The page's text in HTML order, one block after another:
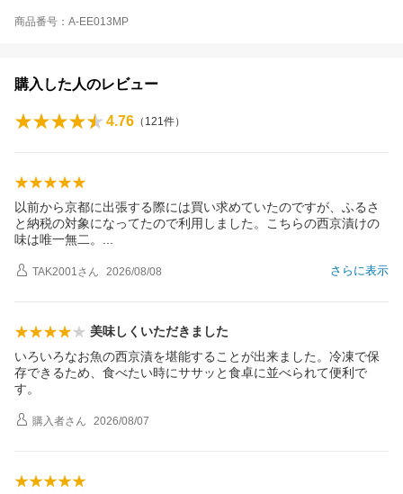
商品番号：A-EE013MP
購入した人のレビュー
4.76 （ 121件）
以前から京都に出張する際には買い求めていたのですが、ふるさ
と納税の対象になってたので利用しました。こちらの西京漬けの
味は唯一無二。
さらに表示
TAK2001さん 2026/08/08
美味しくいただきました
いろいろなお魚の西京漬を堪能することが出来ました。冷凍で保
存できるため、食べたい時にササッと食卓に並べられて便利で
す。
購入者さん 2026/08/07